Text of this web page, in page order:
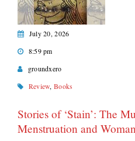
July 20, 2026
8:59 pm
groundxero
Review,Books
Stories of ‘Stain’: The
Menstruation and